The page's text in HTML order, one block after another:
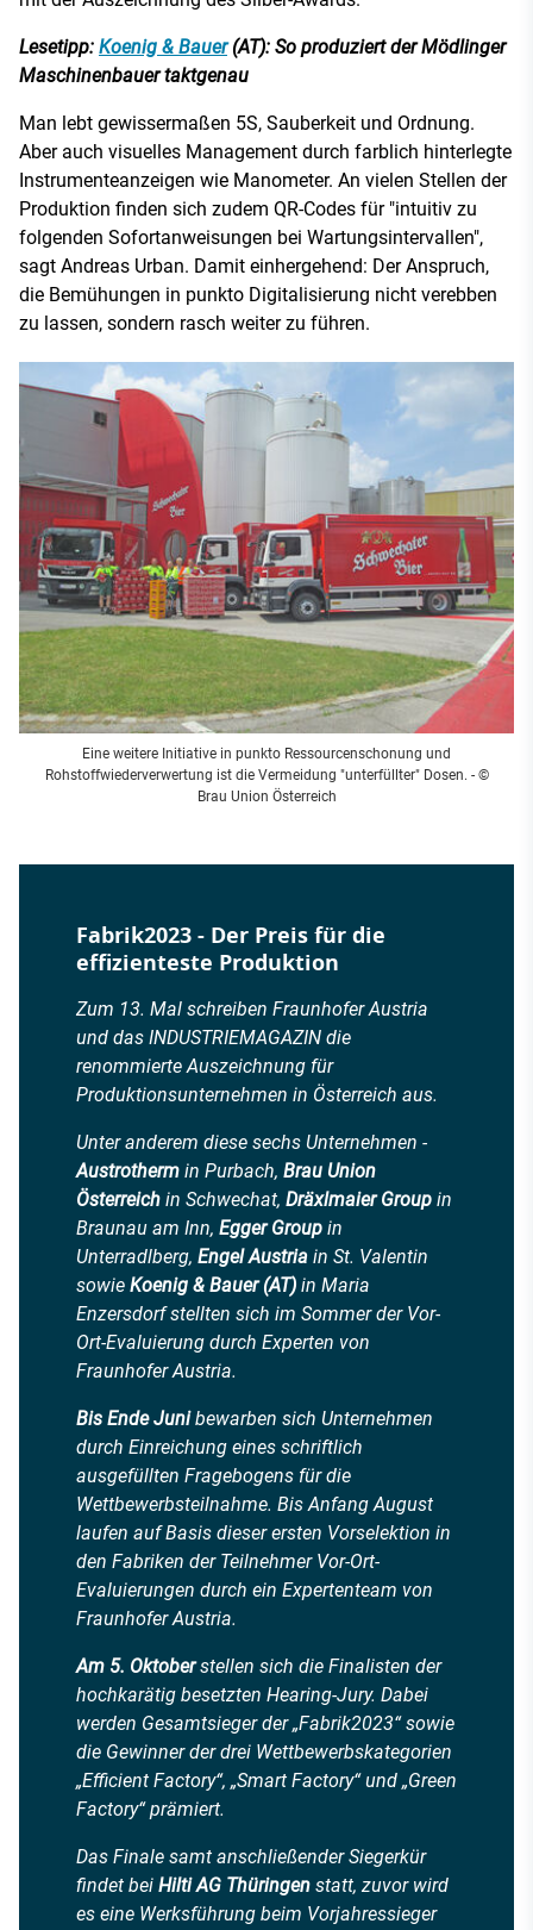
Lesetipp: Koenig & Bauer(AT): So produziert der Mödlinger
Maschinenbauer taktgenau
Man lebt gewissermaßen 5S, Sauberkeit und Ordnung.
Aber auch visuelles Management durch farblich hinterlegte
Instrumenteanzeigen wie Manometer. An vielen Stellen der
Produktion finden sich zudem QR-Codes für "intuitiv zu
folgenden Sofortanweisungen bei Wartungsintervallen",
sagt Andreas Urban. Damit einhergehend: Der Anspruch,
die Bemühungen in punkto Digitalisierung nicht verebben
zu lassen, sondern rasch weiter zu führen.
Eine weitere Initiative in punkto Ressourcenschonung und
Rohstoffwiederverwertung ist die Vermeidung "unterfüllter" Dosen. - ©
Brau Union Österreich
Fabrik2023 - Der Preis für die
effizienteste Produktion
Zum 13. Mal schreiben Fraunhofer Austria
und das INDUSTRIEMAGAZIN die
renommierte Auszeichnung für
Produktionsunternehmen in Österreich aus.
Unter anderem diese sechs Unternehmen -
Austrotherm in Purbach, Brau Union
Österreich in Schwechat, Dräxlmaier Group in
Braunau am Inn, Egger Group in
Unterradlberg, Engel Austria in St. Valentin
sowie Koenig & Bauer (AT) in Maria
Enzersdorf stellten sich im Sommer der Vor-
Ort-Evaluierung durch Experten von
Fraunhofer Austria.
Bis Ende Junibewarben sich Unternehmen
durch Einreichung eines schriftlich
ausgefüllten Fragebogens für die
Wettbewerbsteilnahme. Bis Anfang August
laufen auf Basis dieser ersten Vorselektion in
den Fabriken der Teilnehmer Vor-Ort-
Evaluierungen durch ein Expertenteam von
Fraunhofer Austria.
Am 5. Oktoberstellen sich die Finalisten der
hochkarätig besetzten Hearing-Jury. Dabei
werden Gesamtsieger der „Fabrik2023“ sowie
die Gewinner der drei Wettbewerbskategorien
„Efficient Factory“, „Smart Factory“ und „Green
Factory“ prämiert.
Das Finale samt anschließender Siegerkür
findet bei Hilti AG Thüringen statt, zuvor wird
es eine Werksführung beim Vorjahressieger